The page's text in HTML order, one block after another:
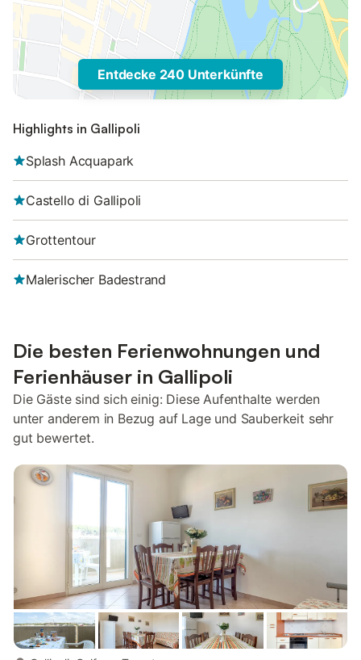
Entdecke 240 Unterkünfte
Highlights in Gallipoli
Splash Acquapark
Castello di Gallipoli
Grottentour
Malerischer Badestrand
Die besten Ferienwohnungen und
Ferienhäuser in Gallipoli
Die Gäste sind sich einig: Diese Aufenthalte werden
unter anderem in Bezug auf Lage und Sauberkeit sehr
gut bewertet.